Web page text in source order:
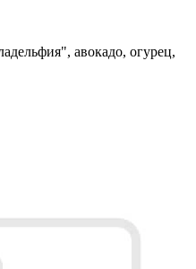
авокадо, огурец,